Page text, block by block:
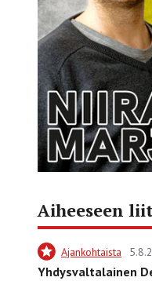
Aiheeseen
Ajankohtaista
Yhdysvaltalainen